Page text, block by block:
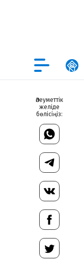
Әлеуметтік
желіде
бөлісіңіз: